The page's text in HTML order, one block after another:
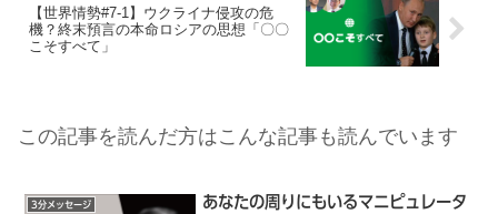
【世界情勢#7-1】ウクライナ侵攻の危
機？終末預言の本命ロシアの思想「〇〇
こそすべて」
この記事を読んだ方はこんな記事も読んでいます
3分メッセージ
あなたの周りにもいるマニピュレータ